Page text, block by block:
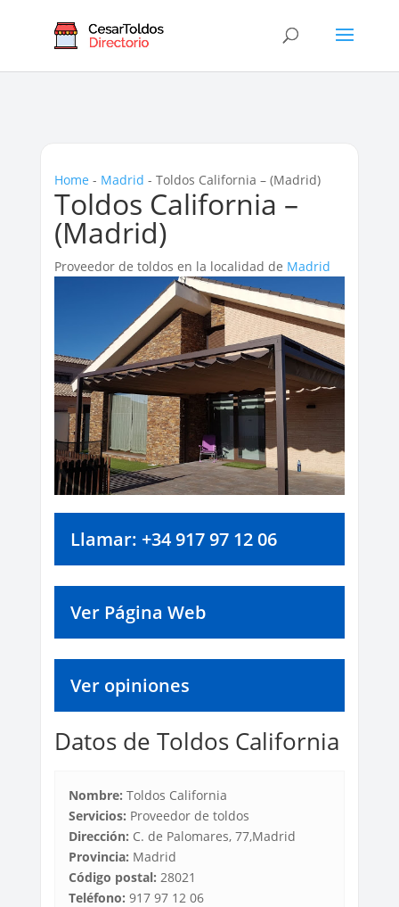
Home - Madrid - Toldos California – (Madrid)
Toldos California –
(Madrid)
Proveedor de toldos en la localidad de Madrid
Llamar: +34 917 97 12 06
Ver Página Web
Ver opiniones
Datos de Toldos California
Nombre: Toldos California
Servicios: Proveedor de toldos
Dirección: C. de Palomares, 77,Madrid
Provincia: Madrid
Código postal: 28021
Teléfono: 917 97 12 06